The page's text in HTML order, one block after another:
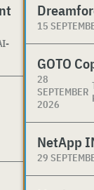
15
GOTO
28
SEPTEMBER
2026
NetApp
29